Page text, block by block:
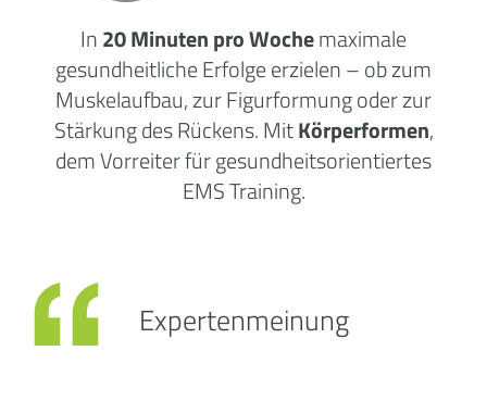
In20 Minuten pro Wochemaximale
gesundheitlicheErfolgeerzielen – ob zum
Muskelaufbau, zur Figurformung oder zur
Stärkung des Rückens. MitKörperformen,
dem Vorreiter für gesundheitsorientiertes
EMS Training.
Expertenmeinung